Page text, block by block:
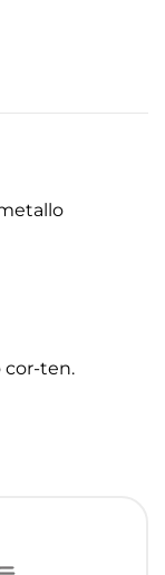
cor-ten.